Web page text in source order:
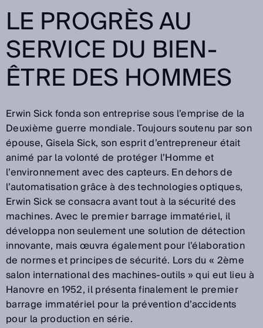
LE PROGRÈS AU
SERVICE DU BIEN-
ÊTRE DES HOMMES
Erwin Sick fonda son entreprise sous l’emprise de la
Deuxième guerre mondiale. Toujours soutenu par son
épouse, Gisela Sick, son esprit d’entrepreneur était
animé par la volonté de protéger l’Homme et
l’environnement avec des capteurs. En dehors de
l’automatisation grâce à des technologies optiques,
Erwin Sick se consacra avant tout à la sécurité des
machines. Avec le premier barrage immatériel, il
développa non seulement une solution de détection
innovante, mais œuvra également pour l’élaboration
de normes et principes de sécurité. Lors du « 2ème
salon international des machines-outils » qui eut lieu à
Hanovre en 1952, il présenta finalement le premier
barrage immatériel pour la prévention d’accidents
pour la production en série.